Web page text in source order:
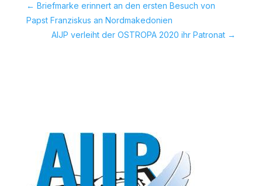
← Briefmarke erinnert an den ersten Besuch von
Papst Franziskus an Nordmakedonien
AIJP verleiht der OSTROPA 2020 ihr Patronat →